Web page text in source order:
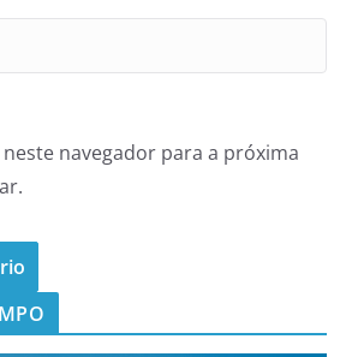
navegador para a próxima